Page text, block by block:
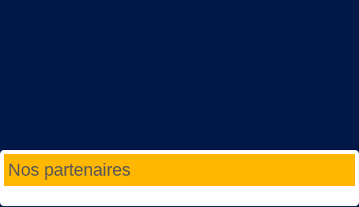
Nos partenaires
Année
précédente
Mois
précédent
Année
suivante
Mois
suivant